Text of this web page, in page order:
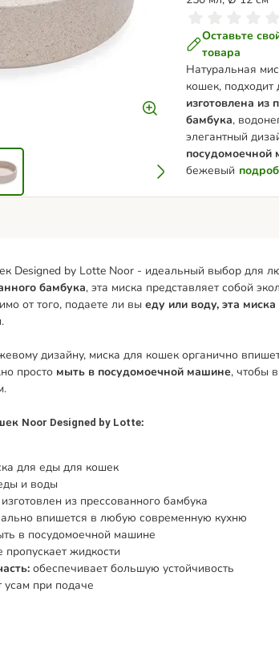
Оставьте
товара
Натуральная
кошек,
изготовлена из
бамбука,
элегантный
посудомоечной
бежевый
Designed by Lotte Noor - идеальный выбор для
бамбука, эта миска представляет собой
от того, подаете ли вы еду или воду, эта миска
дизайну, миска для кошек органично
просто мыть в посудомоечной машине, чтобы
Noor Designed by Lotte:
для еды для кошек
и воды
изготовлен из прессованного бамбука
впишется в любую современную кухню
в посудомоечной машине
пропускает жидкости
обеспечивает большую устойчивость
при подаче